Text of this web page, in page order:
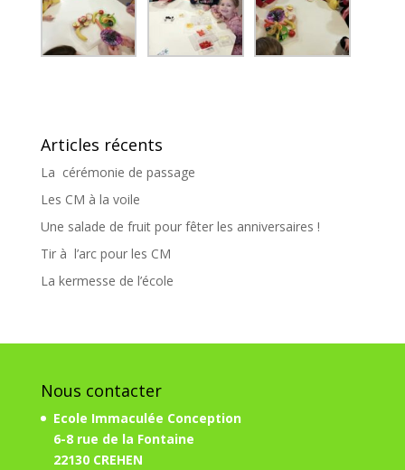
Articles récents
La cérémonie de passage
Les CM à la voile
Une salade de fruit pour fêter les anniversaires !
Tir à l’arc pour les CM
La kermesse de l’école
Nous contacter
Ecole Immaculée Conception
6-8 rue de la Fontaine
22130 CREHEN